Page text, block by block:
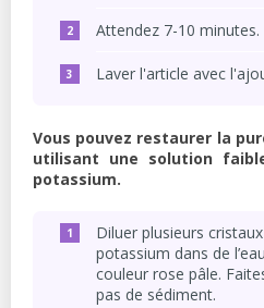
Attendez 7-10 minutes.
Laver l'article avec
Vous pouvez restaurer la
utilisant une solution
potassium.
Diluer plusieurs
potassium dans de
couleur rose pâle.
pas de sédiment.